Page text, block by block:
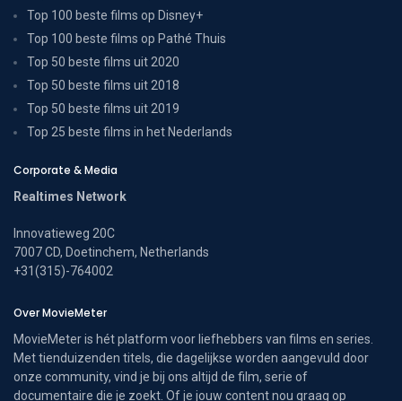
Top 100 beste films op Disney+
Top 100 beste films op Pathé Thuis
Top 50 beste films uit 2020
Top 50 beste films uit 2018
Top 50 beste films uit 2019
Top 25 beste films in het Nederlands
Corporate & Media
Realtimes Network
Innovatieweg 20C
7007 CD, Doetinchem, Netherlands
+31(315)-764002
Over MovieMeter
MovieMeter is hét platform voor liefhebbers van films en series.
Met tienduizenden titels, die dagelijkse worden aangevuld door
onze community, vind je bij ons altijd de film, serie of
documentaire die je zoekt. Of je jouw content nou graag op